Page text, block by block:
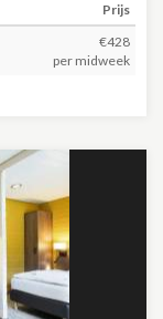
Prijs
€428
per midweek